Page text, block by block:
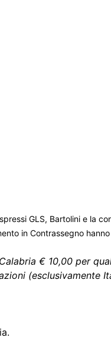
GLS, Bartolini e la
in Contrassegno
€ 10,00 per
(esclusivamente